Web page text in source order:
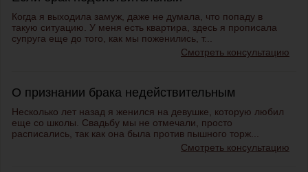
Когда я выходила замуж, даже не думала, что попаду в
такую ситуацию. У меня есть квартира, здесь я прописала
супруга еще до того, как мы поженились, т...
Смотреть консультацию
О признании брака недействительным
Несколько лет назад я женился на девушке, которую любил
еще со школы. Свадьбу мы не отмечали, просто
расписались, так как она была против пышного торж...
Смотреть консультацию